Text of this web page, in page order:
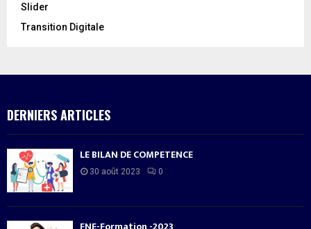
Slider
Transition Digitale
DERNIERS ARTICLES
LE BILAN DE COMPETENCE
30 août 2023 0